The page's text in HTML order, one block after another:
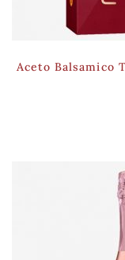
Aceto Balsamico